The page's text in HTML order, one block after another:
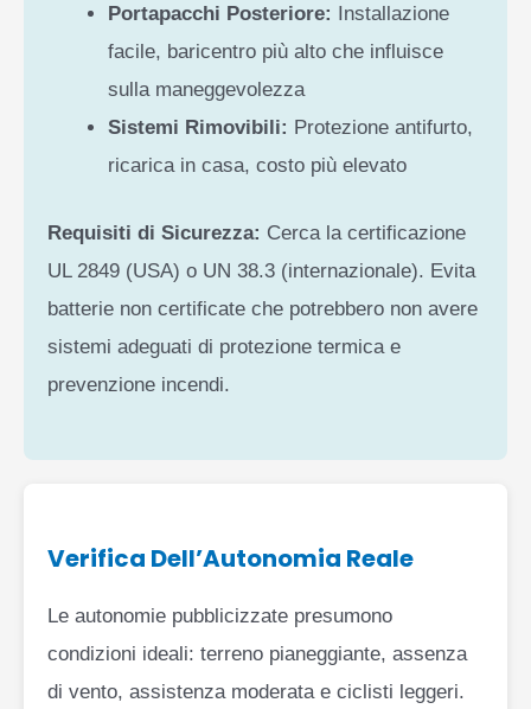
Portapacchi Posteriore: Installazione
facile, baricentro più alto che influisce
sulla maneggevolezza
Sistemi Rimovibili: Protezione antifurto,
ricarica in casa, costo più elevato
Requisiti di Sicurezza: Cerca la certificazione
UL 2849 (USA) o UN 38.3 (internazionale). Evita
batterie non certificate che potrebbero non avere
sistemi adeguati di protezione termica e
prevenzione incendi.
Verifica Dell’Autonomia Reale
Le autonomie pubblicizzate presumono
condizioni ideali: terreno pianeggiante, assenza
di vento, assistenza moderata e ciclisti leggeri.